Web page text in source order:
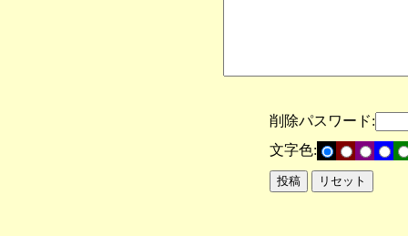
削除パスワード:
文字色: